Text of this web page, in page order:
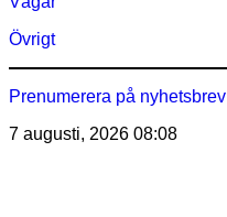
Övrigt
Prenumerera på nyhetsbrev
7 augusti, 2026 08:08